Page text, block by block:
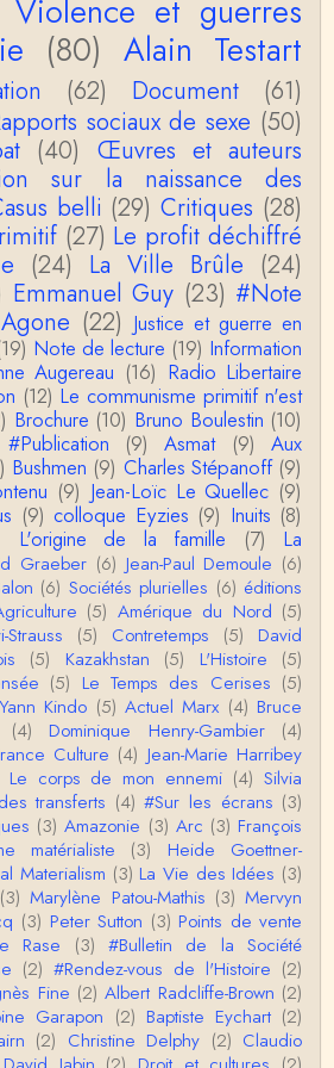
c'est quelle édition qui est la plus à jo
edition française ou celle…
l’article de la Lutte de Classes “No
des femmes n’a pas toujours exi…
sera probablement récompens
Snow apporte "de l'eau à votre m
pour Snow – qui m'a l'air d'être
histoire qu'une et…
avec vous et quant à Leacock j
de ses ouvrages et il…
a clairement évolué depuis 300 00
il y a la différence notable …
de l'eau à mon moulin (si j'ose
la réalité des torture…
FACT NOT FICTIONTho
of WaterlooBien que ce text
ma généralisation hâtive en ce qu
hypothétique proportion relative e
des effets de la variole, ils ont en
'une manière géné…
populations autochtones profite certai
reconstitutions dont la visit…
Violence et guerres
(80) Alain Testart
(62) Document
(61)
sociaux de sexe (50)
(40) Œuvres et auteurs
sur la naissance des
belli (29) Critiques (28)
(27) Le profit déchiffré
(24) La Ville Brûle (24)
Emmanuel Guy (23) #Note
Agone (22) Justice et guerre en
Note de lecture (19) Information
Augereau (16) Radio Libertaire
(12) Le communisme primitif n'est
Brochure (10) Bruno Boulestin (10)
#Publication (9) Asmat (9)
Aux
Bushmen (9) Charles Stépanoff (9)
(9) Jean-Loïc Le Quellec (9)
(9) colloque Eyzies (9) Inuits (8)
L'origine de la famille (7)
La
Graeber (6) Jean-Paul Demoule (6)
(6) Sociétés plurielles (6) éditions
(5) Amérique du Nord (5)
(5) Contretemps (5)
David
(5) Kazakhstan (5) L'Histoire
(5)
(5) Le Temps des Cerises (5)
Yann Kindo (5) Actuel Marx (4) Bruce
(4) Dominique Henry-Gambier
(4)
Culture (4) Jean-Marie Harribey
Le corps de mon ennemi (4) Silvia
transferts (4) #Sur les écrans (3)
(3) Amazonie (3) Arc (3) François
matérialiste (3)
Heide Goettner-
Materialism (3) La Vie des Idées (3)
(3) Marylène Patou-Mathis (3) Mervyn
(3) Peter Sutton (3) Points de vente
Rase (3) #Bulletin de la Société
(2) #Rendez-vous de l'Histoire (2)
Fine (2) Albert Radcliffe-Brown (2)
Garapon (2) Baptiste Eychart (2)
(2) Christine Delphy (2) Claudio